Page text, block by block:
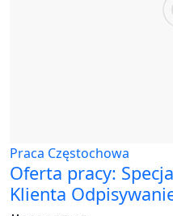
Praca Częstochowa
Oferta pracy:
Klienta